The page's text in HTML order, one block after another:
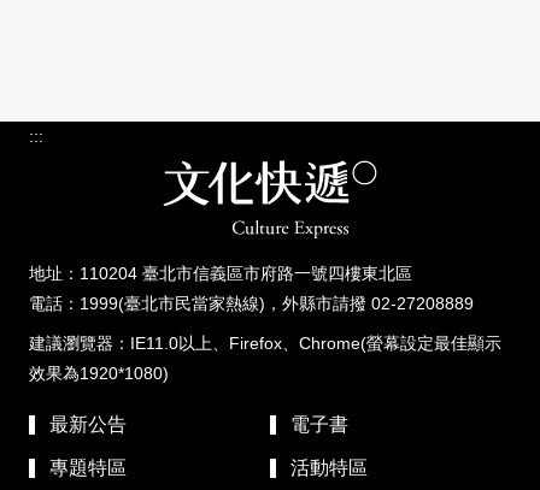
:::
地址：110204 臺北市信義區市府路一號四樓東北區
電話：1999(臺北市民當家熱線)，外縣市請撥 02-27208889
建議瀏覽器：IE11.0以上、Firefox、Chrome(螢幕設定最佳顯示
效果為1920*1080)
最新公告 電子書
專題特區 活動特區